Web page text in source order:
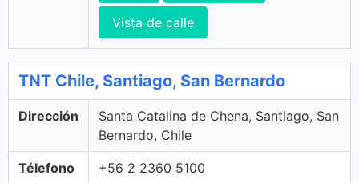
Vista de calle
TNT Chile, Santiago, San Bernardo
Dirección
Santa Catalina de Chena, Santiago, San
Bernardo, Chile
Télefono +56 2 2360 5100